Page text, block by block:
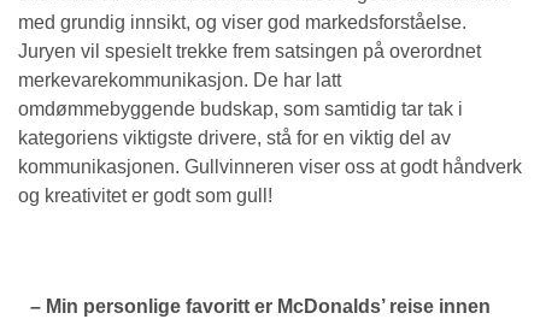
med grundig innsikt, og viser god markedsforståelse.
Juryen vil spesielt trekke frem satsingen på overordnet
merkevarekommunikasjon. De har latt
omdømmebyggende budskap, som samtidig tar tak i
kategoriens viktigste drivere, stå for en viktig del av
kommunikasjonen. Gullvinneren viser oss at godt håndverk
og kreativitet er godt som gull!
– Min personlige favoritt er McDonalds’ reise innen